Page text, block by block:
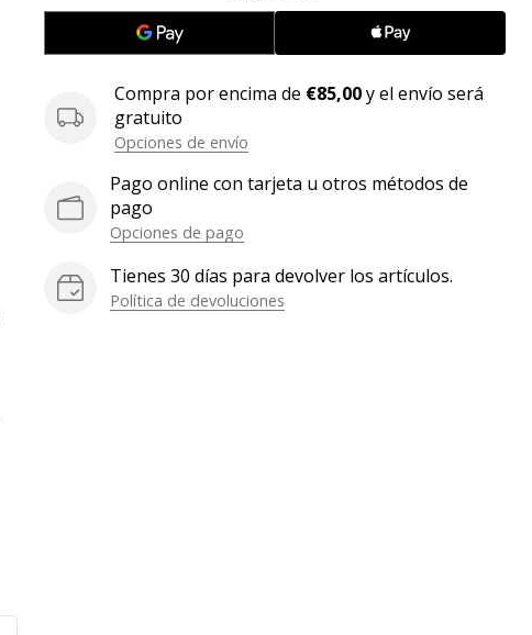
Compra por encima de €85,00y el envío será
gratuito
Opciones de envío
Pago online con tarjeta u otros métodos de
pago
Opciones de pago
Tienes 30 días para devolver los artículos.
Política de devoluciones